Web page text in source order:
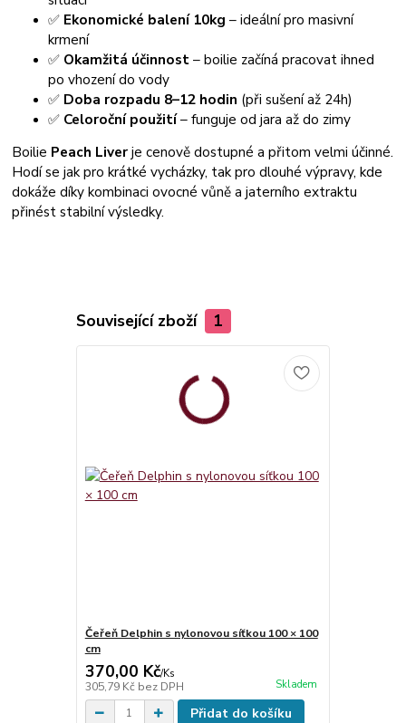
✅ Ekonomické balení 10kg – ideální pro masivní
krmení
✅ Okamžitá účinnost– boilie začíná pracovat ihned
po vhození do vody
✅ Doba rozpadu 8–12 hodin (při sušení až 24h)
✅ Celoroční použití– funguje od jara až do zimy
Boilie Peach Liverje cenově dostupné a přitom velmi účinné.
Hodí se jak pro krátké vycházky, tak pro dlouhé výpravy, kde
dokáže díky kombinaci ovocné vůně a jaterního extraktu
přinést stabilní výsledky.
Související zboží 1
Čeřeň Delphin s nylonovou síťkou 100 × 100
cm
370,00 Kč/Ks
305,79 Kč bez DPH Skladem
Přidat do košíku